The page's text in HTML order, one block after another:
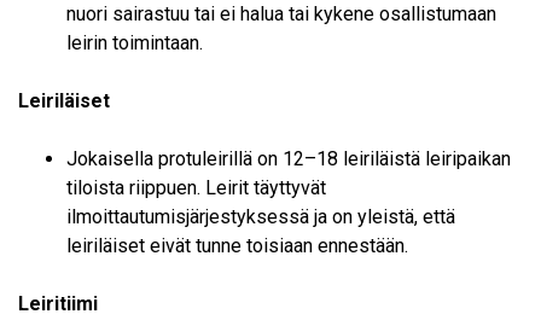
nuori sairastuu tai ei halua tai kykene osallistumaan
leirin toimintaan.
Leiriläiset
Jokaisella protuleirillä on 12–18 leiriläistä leiripaikan
tiloista riippuen. Leirit täyttyvät
ilmoittautumisjärjestyksessä ja on yleistä, että
leiriläiset eivät tunne toisiaan ennestään.
Leiritiimi